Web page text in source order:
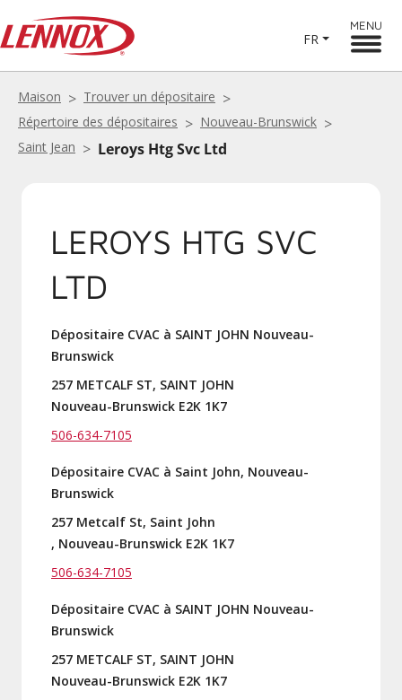
FR
MENU
Maison
Trouver un dépositaire
Répertoire des dépositaires
Nouveau-Brunswick
Saint Jean
Leroys Htg Svc Ltd
LEROYS HTG SVC
LTD
Dépositaire CVAC à SAINT JOHN Nouveau-
Brunswick
257 METCALF ST, SAINT JOHN
Nouveau-Brunswick E2K 1K7
506-634-7105
Dépositaire CVAC à Saint John, Nouveau-
Brunswick
257 Metcalf St, Saint John
, Nouveau-Brunswick E2K 1K7
506-634-7105
Dépositaire CVAC à SAINT JOHN Nouveau-
Brunswick
257 METCALF ST, SAINT JOHN
Nouveau-Brunswick E2K 1K7